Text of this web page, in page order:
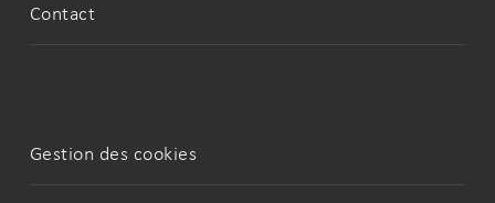
Contact
Gestion des cookies